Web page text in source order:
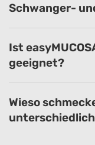
Schwanger-
Ist
geeignet?
Wieso